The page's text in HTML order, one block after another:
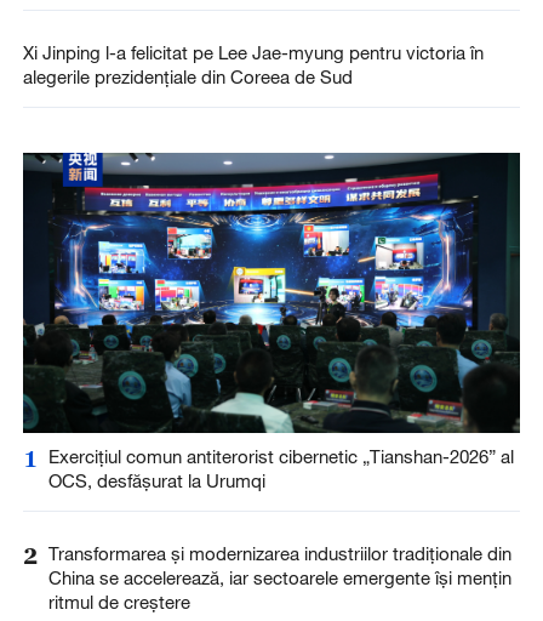
Xi Jinping l-a felicitat pe Lee Jae-myung pentru victoria în
alegerile prezidențiale din Coreea de Sud
1
Exercițiul comun antiterorist cibernetic „Tianshan-2026” al
OCS, desfășurat la Urumqi
2 Transformarea și modernizarea industriilor tradiționale din
China se accelerează, iar sectoarele emergente își mențin
ritmul de creștere